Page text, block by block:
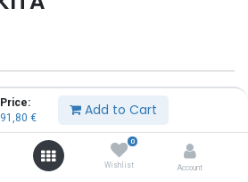
Price:
91,80 € Add to Cart
0
Wishlist Account
Add to Cart